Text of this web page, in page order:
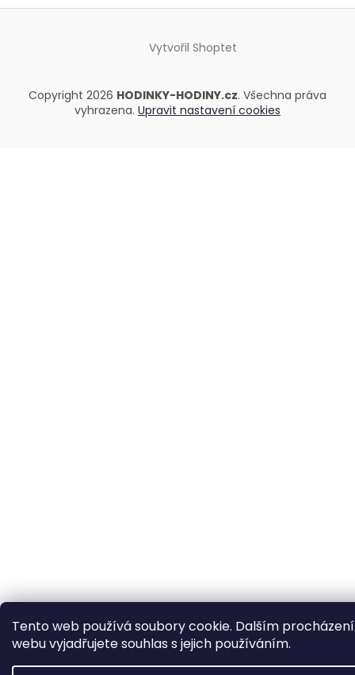
Tento web používá soubory cookie. Dalším
webu vyjadřujete souhlas s jejich používáním.
Vytvořil Shoptet
Copyright 2026 HODINKY-HODINY.cz. Všechna práva
vyhrazena. Upravit nastavení cookies